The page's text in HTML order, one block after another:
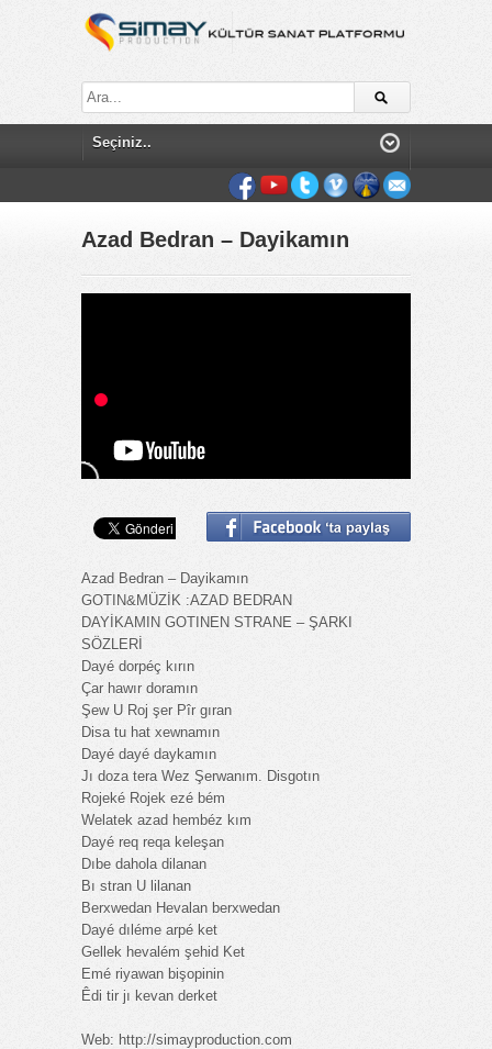
Azad Bedran – Dayikamın
Azad Bedran – Dayikamın
GOTIN&MÜZİK :AZAD BEDRAN
DAYİKAMIN GOTINEN STRANE – ŞARKI
SÖZLERİ
Dayé dorpéç kırın
Çar hawır doramın
Şew U Roj şer Pîr gıran
Disa tu hat xewnamın
Dayé dayé daykamın
Jı doza tera Wez Şerwanım. Disgotın
Rojeké Rojek ezé bém
Welatek azad hembéz kım
Dayé req reqa keleşan
Dıbe dahola dilanan
Bı stran U lilanan
Berxwedan Hevalan berxwedan
Dayé dıléme arpé ket
Gellek hevalém şehid Ket
Emé riyawan bişopinin
Êdi tir jı kevan derket
Web: http://simayproduction.com